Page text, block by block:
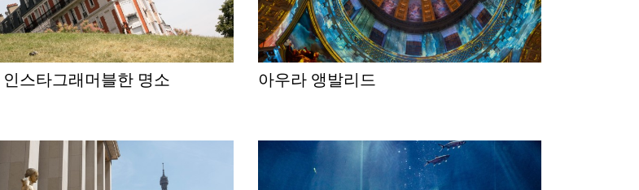
인스타그래머블한 명소 아우라 앵발리드